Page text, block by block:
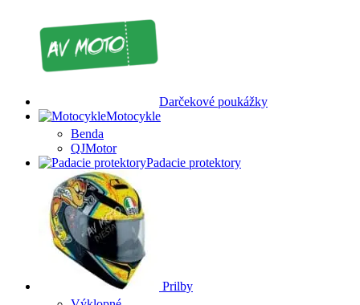
Darčekové poukážky
Motocykle
Benda
QJMotor
Padacie protektory
Prilby